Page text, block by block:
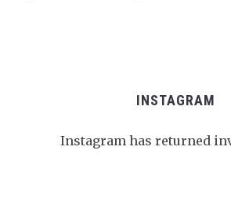
INSTAGRAM
Instagram has returned